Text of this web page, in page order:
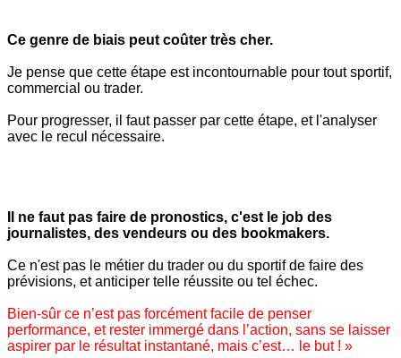
Ce genre de biais peut coûter très cher.
Je pense que cette étape est incontournable pour tout sportif,
commercial ou trader.
Pour progresser, il faut passer par cette étape, et l'analyser
avec le recul nécessaire.
Il ne faut pas faire de pronostics, c'est le job des
journalistes, des vendeurs ou des bookmakers.
Ce n'est pas le métier du trader ou du sportif de faire des
prévisions, et anticiper telle réussite ou tel échec.
Bien-sûr ce n’est pas forcément facile de penser
performance, et rester immergé dans l’action, sans se laisser
aspirer par le résultat instantané, mais c’est… le but ! »